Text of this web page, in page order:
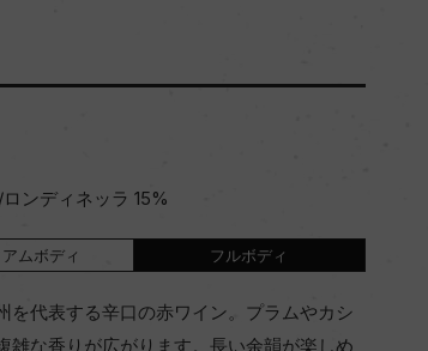
ンディネッラ 15%
ムボディ フルボディ
を代表する辛口の赤ワイン。プラムやカシ
雑な香りが広がります。長い余韻が楽しめ